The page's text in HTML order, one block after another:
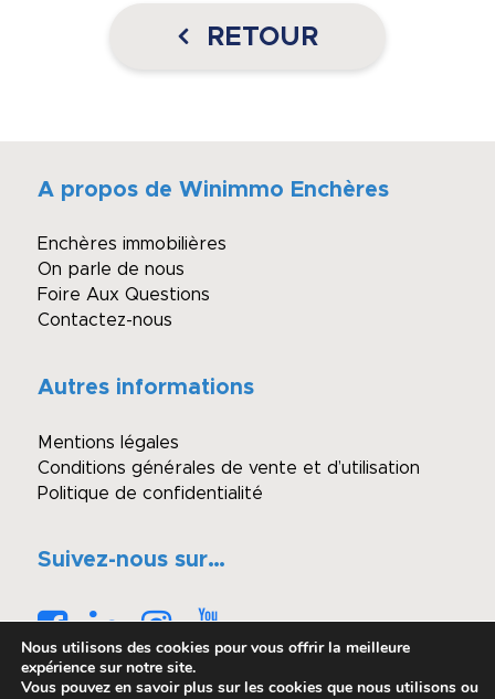
RETOUR
A propos de Winimmo Enchères
Enchères immobilières
On parle de nous
Foire Aux Questions
Contactez-nous
Autres informations
Mentions légales
Conditions générales de vente et d’utilisation
Politique de confidentialité
Suivez-nous sur…
Nous utilisons des cookies pour vous offrir la meilleure
expérience sur notre site.
Vous pouvez en savoir plus sur les cookies que nous utilisons ou